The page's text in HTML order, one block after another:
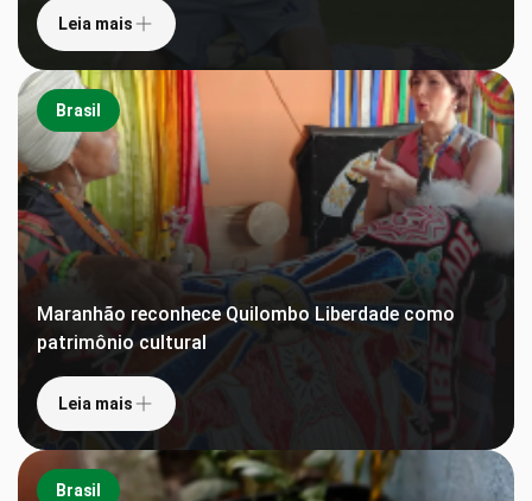
Leia mais
Brasil
Maranhão reconhece Quilombo Liberdade como
patrimônio cultural
Leia mais
Brasil